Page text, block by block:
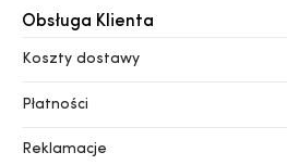
Obsługa Klienta
Koszty dostawy
Płatności
Reklamacje